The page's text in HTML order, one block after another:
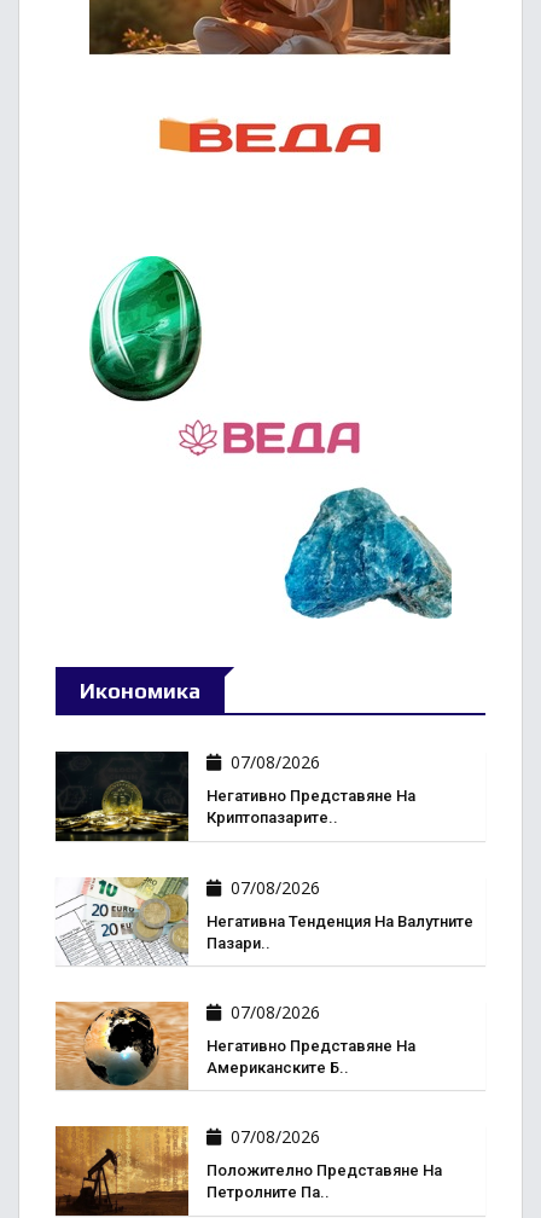
Икономика
07/08/2026
Негативно Представяне На
Криптопазарите..
07/08/2026
Негативна Тенденция На Валутните
Пазари..
07/08/2026
Негативно Представяне На
Американските Б..
07/08/2026
Положително Представяне На
Петролните Па..